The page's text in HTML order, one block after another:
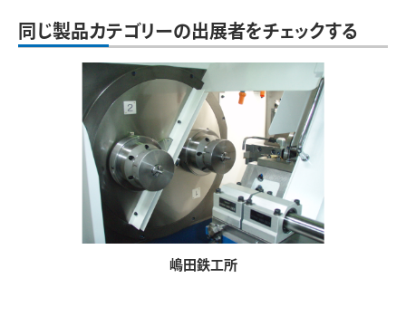
同じ製品カテゴリーの出展者をチェックする
嶋田鉄工所